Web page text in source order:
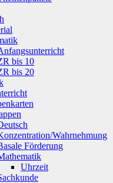
bis 10
bis 20
Wahrnehmung
Förderung
Uhrzeit